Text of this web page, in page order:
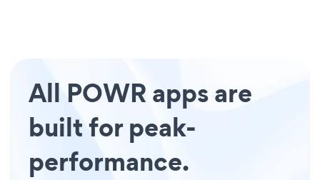
All POWR apps are
built for peak-
performance.